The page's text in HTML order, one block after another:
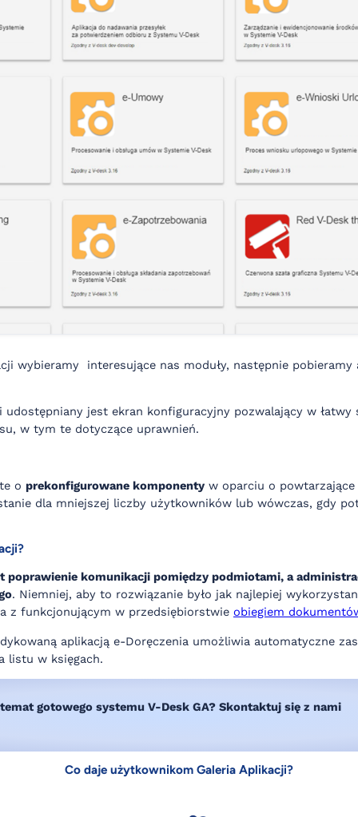
wybieramy interesujące nas moduły, następnie
jest ekran konfiguracyjny pozwalający w
w tym te dotyczące uprawnień.
o prekonfigurowane komponenty w oparciu o
dla mniejszej liczby użytkowników lub wówczas, gdy
poprawienie komunikacji pomiędzy podmiotami, a
. Niemniej, aby to rozwiązanie było jak najlepiej
z funkcjonującym w przedsiębiorstwie obiegiem
aplikacją e-Doręczenia umożliwia automatyczne
listu w księgach.
gotowego systemu V-Desk GA? Skontaktuj się z nami
Co daje użytkownikom Galeria Aplikacji?